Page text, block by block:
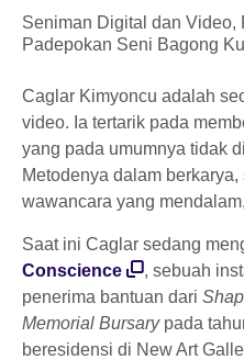
Seniman Digital dan Video,
Padepokan Seni Bagong
Caglar Kimyoncu adalah
video. Ia tertarik pada
yang pada umumnya tidak
Metodenya dalam
wawancara yang
Saat ini Caglar sedang
Conscience
, sebuah
penerima bantuan dari
Memorial Bursary pada
beresidensi di New Art